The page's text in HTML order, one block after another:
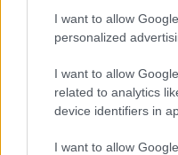
I want to allow
personalized
I want to allow
related to analytics
device identifiers in
I want to allow